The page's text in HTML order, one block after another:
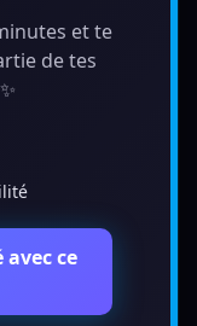
et te
de tes
ce